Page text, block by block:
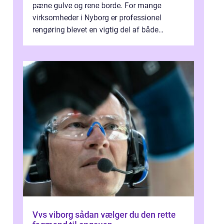
pæne gulve og rene borde. For mange
virksomheder i Nyborg er professionel
rengøring blevet en vigtig del af både
Vvs viborg sådan vælger du den rette